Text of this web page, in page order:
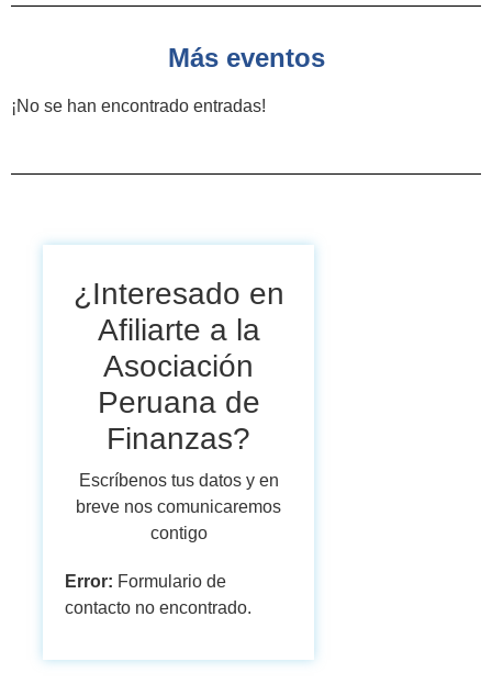
Más eventos
¡No se han encontrado entradas!
¿Interesado en
Afiliarte a la
Asociación
Peruana de
Finanzas?
Escríbenos tus datos y en
breve nos comunicaremos
contigo
Error: Formulario de
contacto no encontrado.